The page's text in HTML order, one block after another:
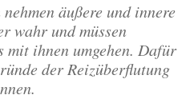
äußere und innere
wahr und müssen
mit ihnen umgehen. Dafür
der Reizüberflutung